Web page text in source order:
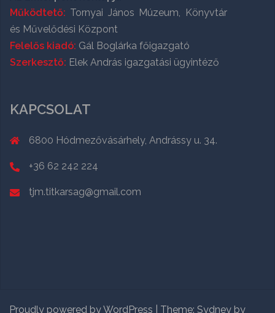
Működtető: Tornyai János Múzeum, Könyvtár
és Művelődési Központ
Felelős kiadó: Gál Boglárka főigazgató
Szerkesztő: Elek András igazgatási ügyintéző
KAPCSOLAT
6800 Hódmezővásárhely, Andrássy u. 34.
+36 62 242 224
tjm.titkarsag@gmail.com
Proudly powered by WordPress Theme: Sydney by